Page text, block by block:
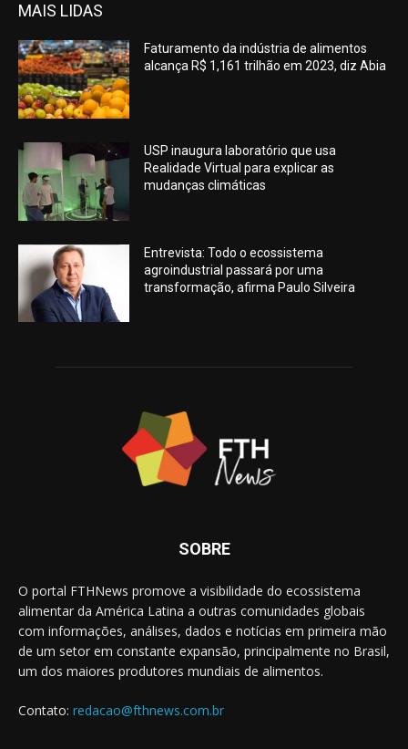
MAIS LIDAS
Faturamento da indústria de alimentos
alcança R$ 1,161 trilhão em 2023, diz Abia
USP inaugura laboratório que usa
Realidade Virtual para explicar as
mudanças climáticas
Entrevista: Todo o ecossistema
agroindustrial passará por uma
transformação, afirma Paulo Silveira
SOBRE
O portal FTHNews promove a visibilidade do ecossistema
alimentar da América Latina a outras comunidades globais
com informações, análises, dados e notícias em primeira mão
de um setor em constante expansão, principalmente no Brasil,
um dos maiores produtores mundiais de alimentos.
Contato: redacao@fthnews.com.br